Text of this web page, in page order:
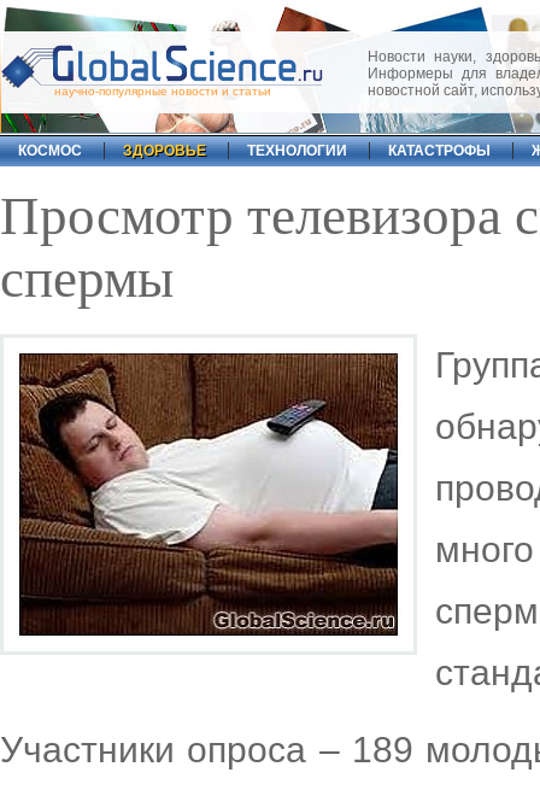
научно-популярные новости и статьи
Новости науки,
Информеры для
новостной сайт,
КОСМОС ЗДОРОВЬЕ ТЕХНОЛОГИИ КАТАСТРОФЫ
Просмотр телевизора
спермы
Участники опроса – 189